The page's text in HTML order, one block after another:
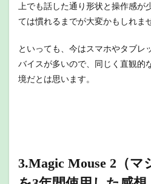
上でも話した通り形状と操作感が
ては慣れるまでが大変かもしれま
といっても、今はスマホやタブレ
バイスが多いので、同じく直観的
境だとは思います。
3.Magic Mouse 2（マ